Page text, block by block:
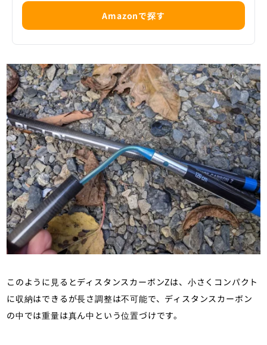
Amazonで探す
このように見るとディスタンスカーボンZは、小さくコンパクト
に収納はできるが長さ調整は不可能で、ディスタンスカーボン
の中では重量は真ん中という位置づけです。